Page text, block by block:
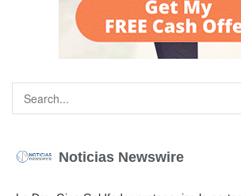
Noticias Newswire